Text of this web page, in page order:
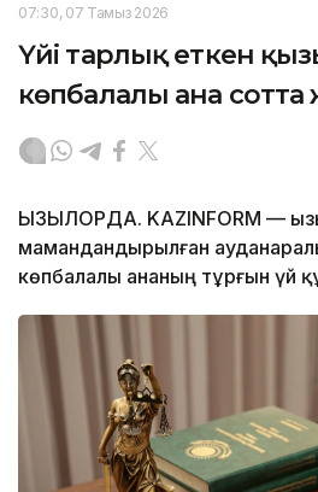
07:30, 07 Тамыз 2026
Үйі тарлық еткен
көпбалалы ана
ҚЫЗЫЛОРДА. KAZINFORM —
мамандандырылған
көпбалалы ананың тұрғын үй